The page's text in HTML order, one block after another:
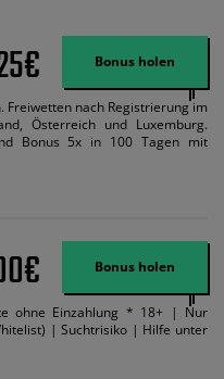
Bonus holen
nach Registrierung im
Österreich und Luxemburg.
Bonus 5x in 100 Tagen mit
gelten. Lizenziert; Hilfe bei
Bonus holen
ohne Einzahlung * 18+ | Nur
| Suchtrisiko | Hilfe unter